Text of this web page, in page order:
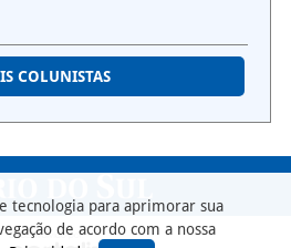
COLUNISTAS
tecnologia para aprimorar sua
de acordo com a nossa